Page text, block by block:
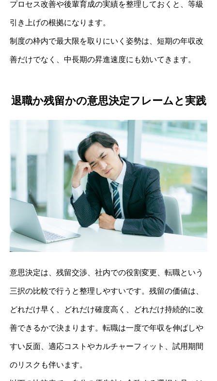
プロセス改善や後輩育成の実績を整理しておくと、等級
引き上げの根拠になります。
制度の枠内で最大限を取りにいく姿勢は、短期の年収改
善だけでなく、中長期の昇進速度にも効いてきます。
退職か残留かの意思決定フレームと実践
意思決定は、残留交渉、社内での役割変更、転職という
三択の比較で行うと整理しやすいです。残留の価値は、
どれだけ早く、どれだけ確度高く、どれだけ持続的に改
善できるかで決まります。転職は一度で年収を伸ばしや
すい反面、適応コストやカルチャーフィット、試用期間
のリスクも伴います。